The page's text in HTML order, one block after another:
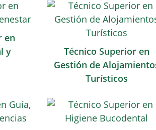
en
y
Técnico Superior en
Gestión de
Turísticos